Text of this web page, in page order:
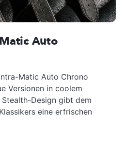
Auto
Matic Auto Chrono
Versionen in coolem
Design gibt dem
eine erfrischen